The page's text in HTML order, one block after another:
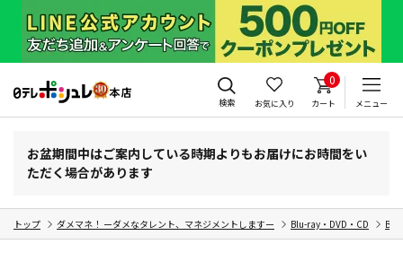
検索 お気に入り
0
カート メニュー
お盆期間中はご案内している時期よりもお届けにお時間をい
ただく場合があります
トップ ダメマネ！ ーダメなタレント、マネジメントしますー Blu-ray・DVD・CD